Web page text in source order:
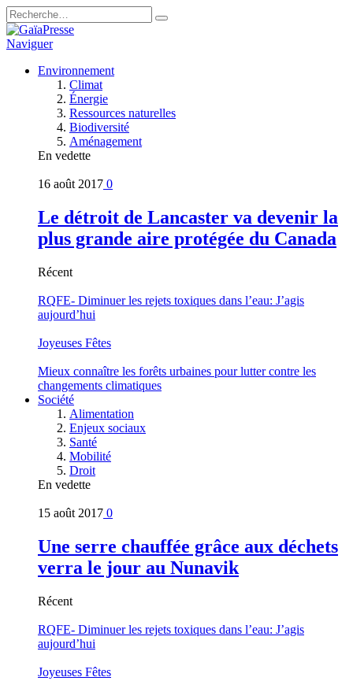
Naviguer
Environnement
Climat
Énergie
Ressources naturelles
Biodiversité
Aménagement
En vedette
16 août 2017 0
Le détroit de Lancaster va devenir la
plus grande aire protégée du Canada
Récent
RQFE- Diminuer les rejets toxiques dans l’eau: J’agis
aujourd’hui
Joyeuses Fêtes
Mieux connaître les forêts urbaines pour lutter contre les
changements climatiques
Société
Alimentation
Enjeux sociaux
Santé
Mobilité
Droit
En vedette
15 août 2017 0
Une serre chauffée grâce aux déchets
verra le jour au Nunavik
Récent
RQFE- Diminuer les rejets toxiques dans l’eau: J’agis
aujourd’hui
Joyeuses Fêtes